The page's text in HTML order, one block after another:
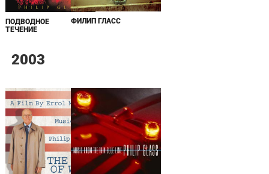
ПОДВОДНОЕ
ТЕЧЕНИЕ
ФИЛИП ГЛАСС
2003